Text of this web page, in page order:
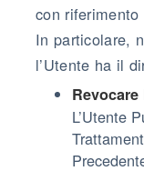
con
In particolare,
l’Utente ha il
L’Utente